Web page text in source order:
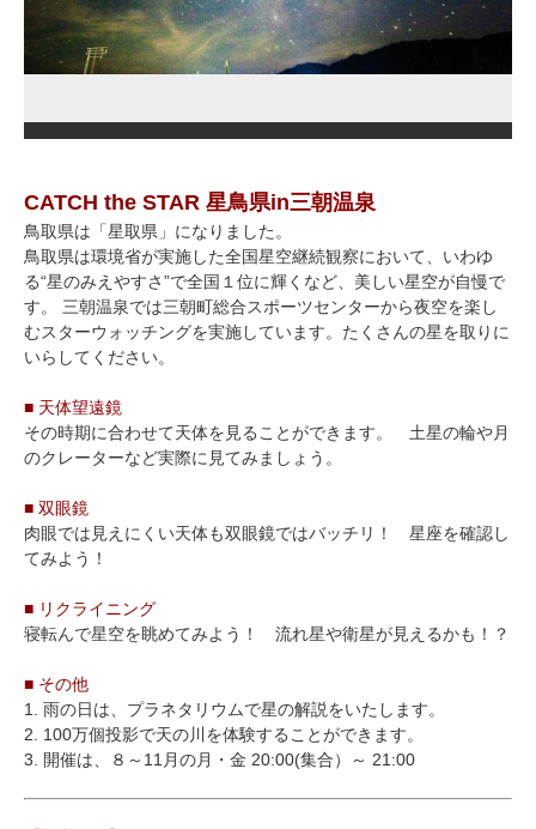
CATCH the STAR 星鳥県in三朝温泉
鳥取県は「星取県」になりました。
鳥取県は環境省が実施した全国星空継続観察において、いわゆ
る“星のみえやすさ”で全国１位に輝くなど、美しい星空が自慢で
す。 三朝温泉では三朝町総合スポーツセンターから夜空を楽し
むスターウォッチングを実施しています。たくさんの星を取りに
いらしてください。
■ 天体望遠鏡
その時期に合わせて天体を見ることができます。 土星の輪や月
のクレーターなど実際に見てみましょう。
■ 双眼鏡
肉眼では見えにくい天体も双眼鏡ではバッチリ！ 星座を確認し
てみよう！
■ リクライニング
寝転んで星空を眺めてみよう！ 流れ星や衛星が見えるかも！？
■ その他
1. 雨の日は、プラネタリウムで星の解説をいたします。
2. 100万個投影で天の川を体験することができます。
3. 開催は、８～11月の月・金 20:00(集合）～ 21:00